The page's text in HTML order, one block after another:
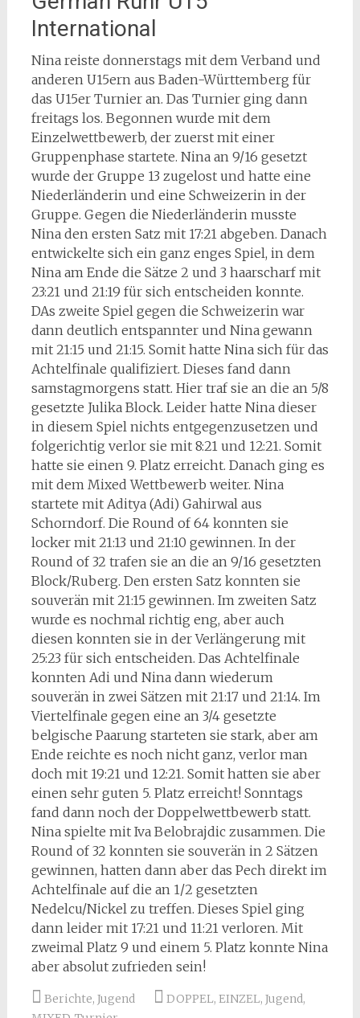
International
Nina reiste donnerstags mit dem Verband und
anderen U15ern aus Baden-Württemberg für
das U15er Turnier an. Das Turnier ging dann
freitags los. Begonnen wurde mit dem
Einzelwettbewerb, der zuerst mit einer
Gruppenphase startete. Nina an 9/16 gesetzt
wurde der Gruppe 13 zugelost und hatte eine
Niederländerin und eine Schweizerin in der
Gruppe. Gegen die Niederländerin musste
Nina den ersten Satz mit 17:21 abgeben. Danach
entwickelte sich ein ganz enges Spiel, in dem
Nina am Ende die Sätze 2 und 3 haarscharf mit
23:21 und 21:19 für sich entscheiden konnte.
DAs zweite Spiel gegen die Schweizerin war
dann deutlich entspannter und Nina gewann
mit 21:15 und 21:15. Somit hatte Nina sich für das
Achtelfinale qualifiziert. Dieses fand dann
samstagmorgens statt. Hier traf sie an die an 5/8
gesetzte Julika Block. Leider hatte Nina dieser
in diesem Spiel nichts entgegenzusetzen und
folgerichtig verlor sie mit 8:21 und 12:21. Somit
hatte sie einen 9. Platz erreicht. Danach ging es
mit dem Mixed Wettbewerb weiter. Nina
startete mit Aditya (Adi) Gahirwal aus
Schorndorf. Die Round of 64 konnten sie
locker mit 21:13 und 21:10 gewinnen. In der
Round of 32 trafen sie an die an 9/16 gesetzten
Block/Ruberg. Den ersten Satz konnten sie
souverän mit 21:15 gewinnen. Im zweiten Satz
wurde es nochmal richtig eng, aber auch
diesen konnten sie in der Verlängerung mit
25:23 für sich entscheiden. Das Achtelfinale
konnten Adi und Nina dann wiederum
souverän in zwei Sätzen mit 21:17 und 21:14. Im
Viertelfinale gegen eine an 3/4 gesetzte
belgische Paarung starteten sie stark, aber am
Ende reichte es noch nicht ganz, verlor man
doch mit 19:21 und 12:21. Somit hatten sie aber
einen sehr guten 5. Platz erreicht! Sonntags
fand dann noch der Doppelwettbewerb statt.
Nina spielte mit Iva Belobrajdic zusammen. Die
Round of 32 konnten sie souverän in 2 Sätzen
gewinnen, hatten dann aber das Pech direkt im
Achtelfinale auf die an 1/2 gesetzten
Nedelcu/Nickel zu treffen. Dieses Spiel ging
dann leider mit 17:21 und 11:21 verloren. Mit
zweimal Platz 9 und einem 5. Platz konnte Nina
aber absolut zufrieden sein!
Berichte, Jugend DOPPEL, EINZEL, Jugend,